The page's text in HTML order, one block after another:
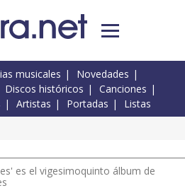
musicales
Novedades
Discos históricos
Canciones
Artistas Portadas Listas
es el vigesimoquinto álbum de